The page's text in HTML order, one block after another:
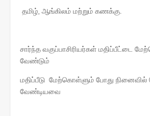
தமிழ், ஆங்கிலம் மற்றும் கணக்கு.
சார்ந்த வகுப்பாசிரியர்கள் மதிப்பீட்டை
வேண்டும்
மதிப்பீடு மேற்கொள்ளும் போது
வேண்டியவை